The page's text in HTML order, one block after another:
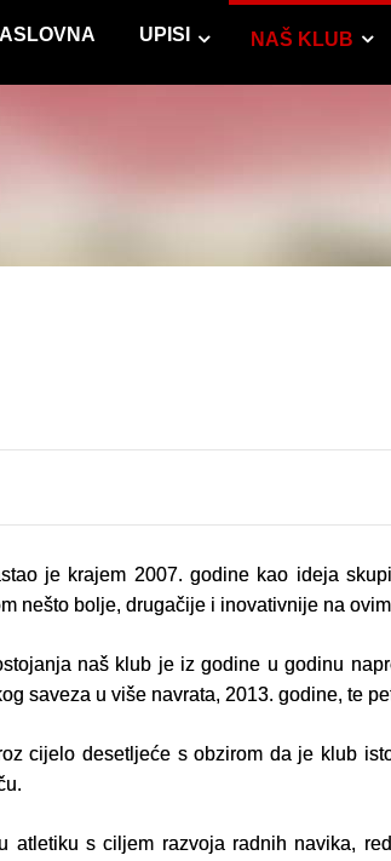
UPISI NAŠ KLUB
je krajem 2007. godine kao ideja
nešto bolje, drugačije i inovativnije na
naš klub je iz godine u godinu
saveza u više navrata, 2013. godine, te
cijelo desetljeće s obzirom da je klub
atletiku s ciljem razvoja radnih navika,